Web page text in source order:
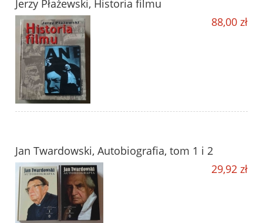
Jerzy Płażewski, Historia filmu
88,00 zł
Jan Twardowski, Autobiografia, tom 1 i 2
29,92 zł